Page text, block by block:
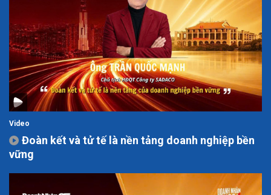
Video
Đoàn kết và tử tế là nền tảng doanh nghiệp bền
vững